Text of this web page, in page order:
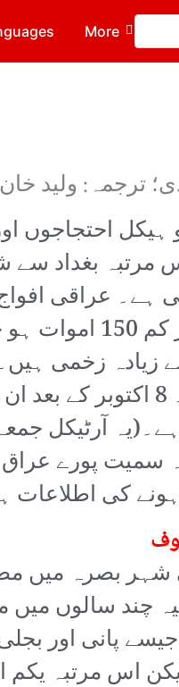
More
ترجمہ: ولید
ہیکل احتجاجوں
مرتبہ بغداد
ہے۔ عراقی
6ہزار سے زیادہ
آرٹیکل
سمیت پورے
شہر بصرہ میں
چند سالوں
جیسے پانی اور